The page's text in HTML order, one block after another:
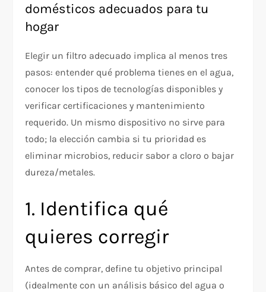
domésticos adecuados para tu
hogar
Elegir un filtro adecuado implica al menos tres
pasos: entender qué problema tienes en el agua,
conocer los tipos de tecnologías disponibles y
verificar certificaciones y mantenimiento
requerido. Un mismo dispositivo no sirve para
todo; la elección cambia si tu prioridad es
eliminar microbios, reducir sabor a cloro o bajar
dureza/metales.​
1. Identifica qué
quieres corregir
Antes de comprar, define tu objetivo principal
(idealmente con un análisis básico del agua o